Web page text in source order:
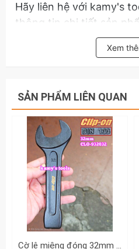
Hãy liên hệ với kamy's
thông tin chi tiết sản
cấp 24 inch dài 600mm
Xem
SẢN PHẨM LIÊN QUAN
Cờ lê miệng đóng 32mm DIN133 Clip-On CLO-932032